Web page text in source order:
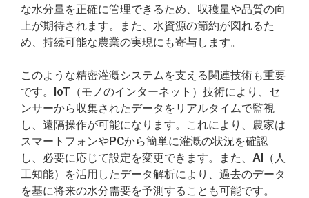
な水分量を正確に管理できるため、収穫量や品質の向
上が期待されます。また、水資源の節約が図れるた
め、持続可能な農業の実現にも寄与します。
このような精密灌漑システムを支える関連技術も重要
です。IoT（モノのインターネット）技術により、セ
ンサーから収集されたデータをリアルタイムで監視
し、遠隔操作が可能になります。これにより、農家は
スマートフォンやPCから簡単に灌漑の状況を確認
し、必要に応じて設定を変更できます。また、AI（人
工知能）を活用したデータ解析により、過去のデータ
を基に将来の水分需要を予測することも可能です。